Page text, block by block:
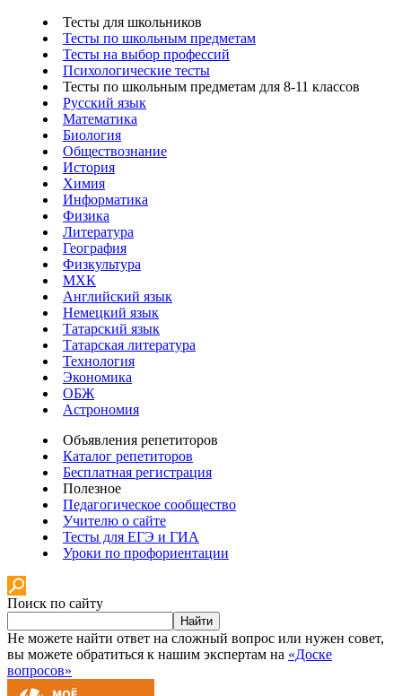
Тесты для школьников
Тесты по школьным предметам
Тесты на выбор профессий
Психологические тесты
Тесты по школьным предметам для 8-11 классов
Русский язык
Математика
Биология
Обществознание
История
Химия
Информатика
Физика
Литература
География
Физкультура
МХК
Английский язык
Немецкий язык
Татарский язык
Татарская литература
Технология
Экономика
ОБЖ
Астрономия
Объявления репетиторов
Каталог репетиторов
Бесплатная регистрация
Полезное
Педагогическое сообщество
Учителю о сайте
Тесты для ЕГЭ и ГИА
Уроки по профориентации
Поиск по сайту
Найти
Не можете найти ответ на сложный вопрос или нужен совет,
вы можете обратиться к нашим экспертам на «Доске
вопросов»